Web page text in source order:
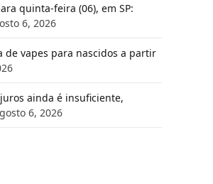
quinta-feira (06), em SP:
6, 2026
de vapes para nascidos a partir
ainda é insuficiente,
6, 2026